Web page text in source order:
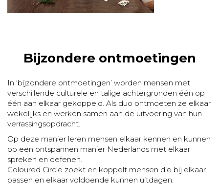
Bijzondere ontmoetingen
In ‘bijzondere ontmoetingen’ worden mensen met
verschillende culturele en talige achtergronden één op
één aan elkaar gekoppeld. Als duo ontmoeten ze elkaar
wekelijks en werken samen aan de uitvoering van hun
verrassingsopdracht.
Op deze manier leren mensen elkaar kennen en kunnen
op een ontspannen manier Nederlands met elkaar
spreken en oefenen.
Coloured Circle zoekt en koppelt mensen die bij elkaar
passen en elkaar voldoende kunnen uitdagen.